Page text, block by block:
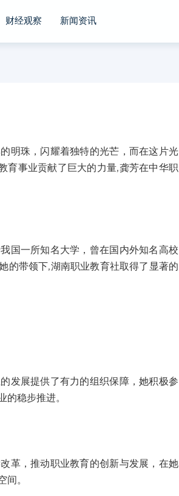
财经观察 新闻资讯
珠，闪耀着独特的光芒，而在这片光
事业贡献了巨大的力量,龚芳在中华职
一所知名大学，曾在国内外知名高校
的带领下,湖南职业教育社取得了显著的
展提供了有力的组织保障，她积极参
的稳步推进。
，推动职业教育的创新与发展，在她
间。